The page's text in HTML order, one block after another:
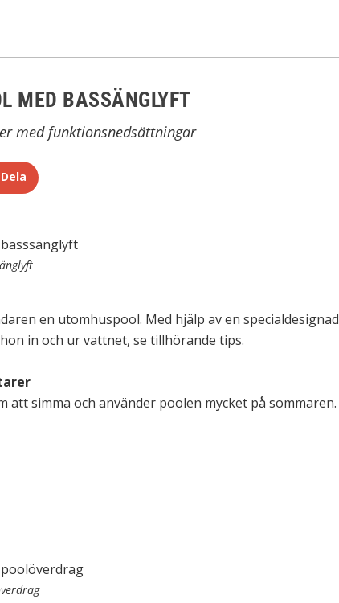
MED BASSÄNGLYFT
med funktionsnedsättningar
Dela
en utomhuspool. Med hjälp av en specialdesignad
in och ur vattnet, se tillhörande tips.
att simma och använder poolen mycket på sommaren.